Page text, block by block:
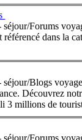
Forums
référencé dans la
séjour/Blogs
Découvrez
3 millions de